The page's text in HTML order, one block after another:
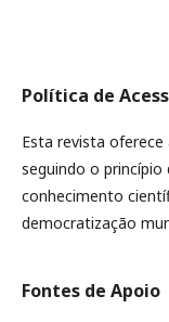
Política de
Esta revista
seguindo o
conhecimento
democratização
Fontes de Apoio